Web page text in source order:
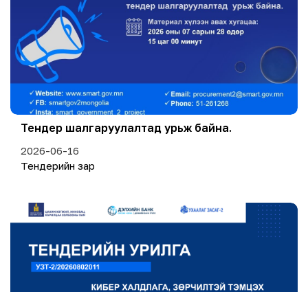
Тендер шалгаруулалтад урьж байна.
2026-06-16
Тендерийн зар